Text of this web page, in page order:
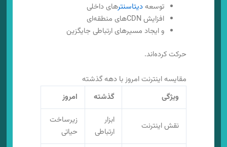
توسعهدیتاسنترهای داخلی
افزایش CDNهای منطقه‌ای
و ایجاد مسیرهای ارتباطی جایگزین
حرکت کرده‌اند.
مقایسه اینترنت امروز با دهه گذشته
ویژگی
گذشته امروز
نقش اینترنت
ابزار
ارتباطی
زیرساخت
حیاتی